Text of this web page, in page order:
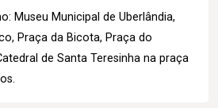
Museu Municipal de Uberlândia,
Praça da Bicota, Praça do
de Santa Teresinha na praça